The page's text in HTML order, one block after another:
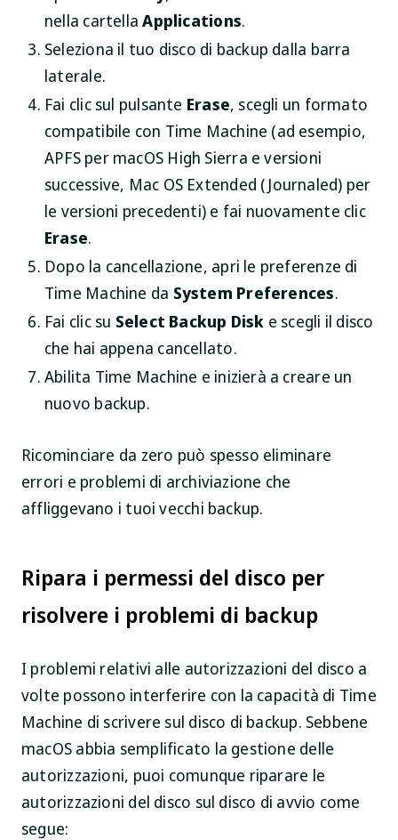
nella cartellaApplications.
Seleziona il tuo disco di backup dalla barra
laterale.
Fai clic sul pulsante Erase, scegli un formato
compatibile con Time Machine (ad esempio,
APFS per macOS High Sierra e versioni
successive, Mac OS Extended (Journaled) per
le versioni precedenti) e fai nuovamente clic
Erase.
Dopo la cancellazione, apri le preferenze di
Time Machine da System Preferences.
Fai clic su Select Backup Disk e scegli il disco
che hai appena cancellato.
Abilita Time Machine e inizierà a creare un
nuovo backup.
Ricominciare da zero può spesso eliminare
errori e problemi di archiviazione che
affliggevano i tuoi vecchi backup.
Ripara i permessi del disco per
risolvere i problemi di backup
I problemi relativi alle autorizzazioni del disco a
volte possono interferire con la capacità di Time
Machine di scrivere sul disco di backup. Sebbene
macOS abbia semplificato la gestione delle
autorizzazioni, puoi comunque riparare le
autorizzazioni del disco sul disco di avvio come
segue: